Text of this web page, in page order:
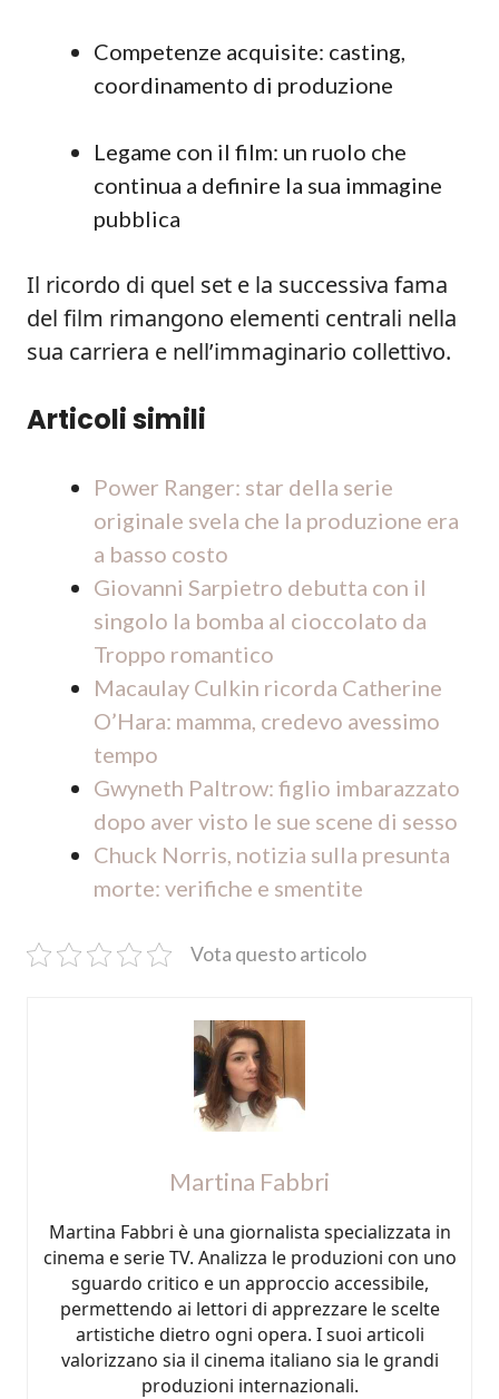
Competenze acquisite: casting,
coordinamento di produzione
Legame con il film: un ruolo che
continua a definire la sua immagine
pubblica
Il ricordo di quel set e la successiva fama
del film rimangono elementi centrali nella
sua carriera e nell’immaginario collettivo.
Articoli simili
Power Ranger: star della serie
originale svela che la produzione era
a basso costo
Giovanni Sarpietro debutta con il
singolo la bomba al cioccolato da
Troppo romantico
Macaulay Culkin ricorda Catherine
O’Hara: mamma, credevo avessimo
tempo
Gwyneth Paltrow: figlio imbarazzato
dopo aver visto le sue scene di sesso
Chuck Norris, notizia sulla presunta
morte: verifiche e smentite
Vota questo articolo
Martina Fabbri
Martina Fabbri è una giornalista specializzata in
cinema e serie TV. Analizza le produzioni con uno
sguardo critico e un approccio accessibile,
permettendo ai lettori di apprezzare le scelte
artistiche dietro ogni opera. I suoi articoli
valorizzano sia il cinema italiano sia le grandi
produzioni internazionali.